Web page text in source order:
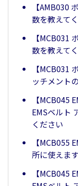
【AMB030
数を教えて
【MCB031
数を教えて
【MCB031
ッチメント
【MCB045
EMSベルト
ください
【MCB055
所に使えま
【MCB045